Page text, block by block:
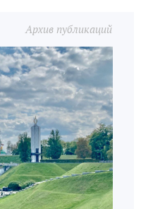
Архив публикаций